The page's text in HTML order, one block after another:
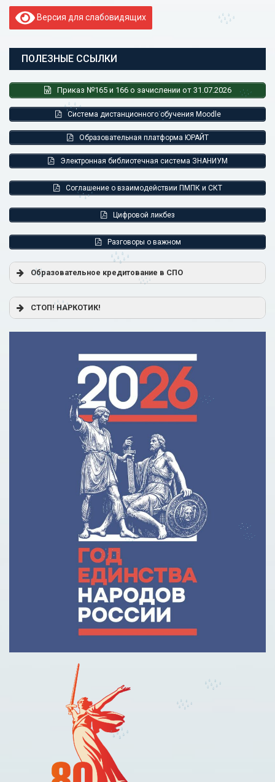
Версия для слабовидящих
ПОЛЕЗНЫЕ ССЫЛКИ
Приказ №165 и 166 о зачислении от 31.07.2026
Система дистанционного обучения Moodle
Образовательная платформа ЮРАЙТ
Электронная библиотечная система ЗНАНИУМ
Соглашение о взаимодействии ПМПК и СКТ
Цифровой ликбез
Разговоры о важном
Образовательное кредитование в СПО
Постановление Правительства РФ от 17.11.2025 г. № 1824
«О государственной поддержке образовательного
кредитования»
р
Образовательное кредитование: пособие для студентов
Кредит на образование с господдержкой
Причины для изменения условий по образовательному
кредиту
СТОП! НАРКОТИК!
Сделай правильный выбор